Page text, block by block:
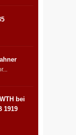
bei
1919